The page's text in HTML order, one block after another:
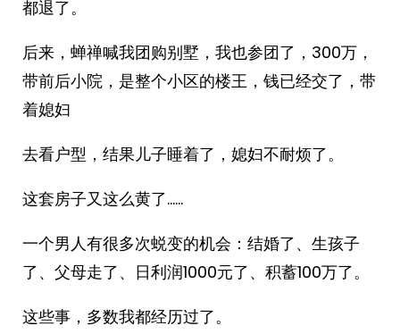
都退了。
后来，蝉禅喊我团购别墅，我也参团了，300万，
带前后小院，是整个小区的楼王，钱已经交了，带
着媳妇
去看户型，结果儿子睡着了，媳妇不耐烦了。
这套房子又这么黄了……
一个男人有很多次蜕变的机会：结婚了、生孩子
了、父母走了、日利润1000元了、积蓄100万了。
这些事，多数我都经历过了。